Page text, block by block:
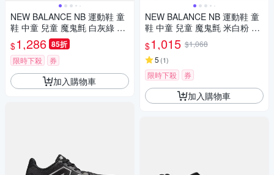
NEW BALANCE NB 運動鞋 童
鞋 中童 兒童 魔鬼氈 白灰綠 PH
B550SD-M楦
$1,286 85折
限時下殺 券
加入購物車
NEW BALANCE NB 運動鞋 童
鞋 中童 兒童 魔鬼氈 米白粉 PV
5742BA-W楦
$1,015 $1,068
5 (1)
限時下殺 券
加入購物車